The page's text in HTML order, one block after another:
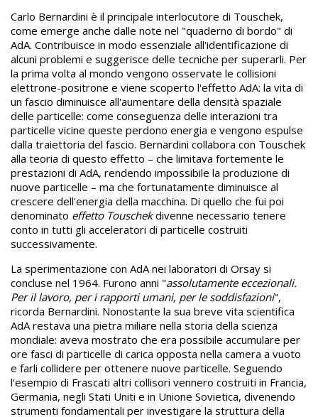
Carlo Bernardini è il principale interlocutore di Touschek,
come emerge anche dalle note nel "quaderno di bordo" di
AdA. Contribuisce in modo essenziale all'identificazione di
alcuni problemi e suggerisce delle tecniche per superarli. Per
la prima volta al mondo vengono osservate le collisioni
elettrone-positrone e viene scoperto l'effetto AdA: la vita di
un fascio diminuisce all'aumentare della densità spaziale
delle particelle: come conseguenza delle interazioni tra
particelle vicine queste perdono energia e vengono espulse
dalla traiettoria del fascio. Bernardini collabora con Touschek
alla teoria di questo effetto – che limitava fortemente le
prestazioni di AdA, rendendo impossibile la produzione di
nuove particelle – ma che fortunatamente diminuisce al
crescere dell'energia della macchina. Di quello che fui poi
denominato effetto Touschekdivenne necessario tenere
conto in tutti gli acceleratori di particelle costruiti
successivamente.
La sperimentazione con AdA nei laboratori di Orsay si
concluse nel 1964. Furono anni "assolutamente eccezionali.
Per il lavoro, per i rapporti umani, per le soddisfazioni",
ricorda Bernardini. Nonostante la sua breve vita scientifica
AdA restava una pietra miliare nella storia della scienza
mondiale: aveva mostrato che era possibile accumulare per
ore fasci di particelle di carica opposta nella camera a vuoto
e farli collidere per ottenere nuove particelle. Seguendo
l'esempio di Frascati altri collisori vennero costruiti in Francia,
Germania, negli Stati Uniti e in Unione Sovietica, divenendo
strumenti fondamentali per investigare la struttura della